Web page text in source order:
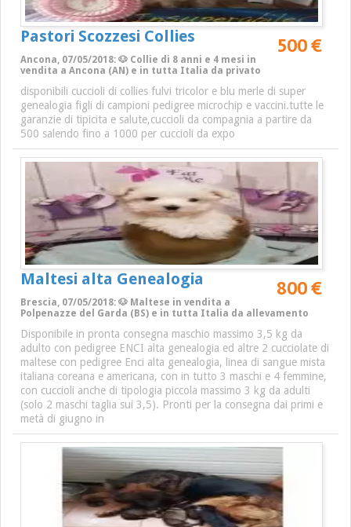
Pastori Scozzesi Collies 500 €
Ancona, 07/05/2018: 🐶 Collie di 8 anni e 4 mesi in
vendita a Ancona (AN) e in tutta Italia da privato
disponibili cuccioli di collies fulvi tricolor e blu merle di super
genealogia figli di campioni pedigree microchip e vaccini.tutte le
garanzie di tipicita e salute,cuccioli da compagnia a partire da
500 salendo fino a 1000 per cuccioli da expo
Maltesi alta Genealogia 800 €
Brescia, 07/05/2018: 🐶 Maltese in vendita a
Polpenazze del Garda (BS) e in tutta Italia da allevamento
Disponibile in pronta consegna maschio massimo 3,5 kg da
adulto con pedigree ENCI alta genealogia ed altre 2 cucciolate di
maltese con pedigree Enci alta genealogia, linea di sangue mista
italiana coreana e americana, con in tutto 3 maschi e 4 femmine,
con cuccioli anche di tipologia piccola massimo 3 kg da adulti
(solo 2 maschi taglia sui 3,5). Pronti per la consegna dai primi e
metà di giugno in